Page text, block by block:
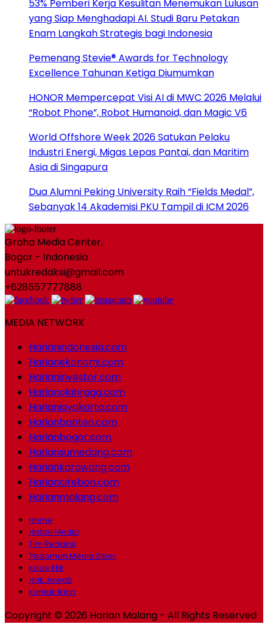
53% Pemberi Kerja Kesulitan Menemukan Lulusan
yang Siap Menghadapi AI. Studi Baru Petakan
Enam Langkah Strategis bagi Indonesia
Pemenang Stevie® Awards for Technology
Excellence Tahunan Ketiga Diumumkan
HONOR Mempercepat Visi AI di MWC 2026 Melalui
“Robot Phone”, Robot Humanoid, dan Magic V6
World Offshore Week 2026 Satukan Pelaku
Industri Energi, Migas Lepas Pantai, dan Maritim
Asia di Singapura
Dua Alumni Peking University Raih “Fields Medal”,
Sebanyak 14 Akademisi PKU Tampil di ICM 2026
Graha Media Center,
Bogor - Indonesia
untukredaksi@gmail.com
+628557777888
MEDIA NETWORK
Harianindonesia.com
Harianekonomi.com
Harianinvestor.com
Harianolahraga.com
Harianjayakarta.com
Harianbanten.com
Harianbogor.com
Hariansumedang.com
Hariankarawang.com
Hariancirebon.com
Harianmalang.com
Home
Histori Media
Tim Redaksi
Pedoman Media Siber
Kode Etik
Hak Jawab
Kontak Iklan
Copyright © 2026 Harian Malang - All Rights Reserved